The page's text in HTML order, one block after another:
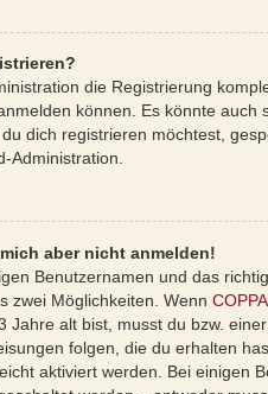
die Registrierung
können. Es könnte auch
dich registrieren möchtest,
Administration.
aber nicht anmelden!
Benutzernamen und das
zwei Möglichkeiten. Wenn COPPA
Jahre alt bist, musst du bzw.
folgen, die du erhalten
aktiviert werden. Bei einigen